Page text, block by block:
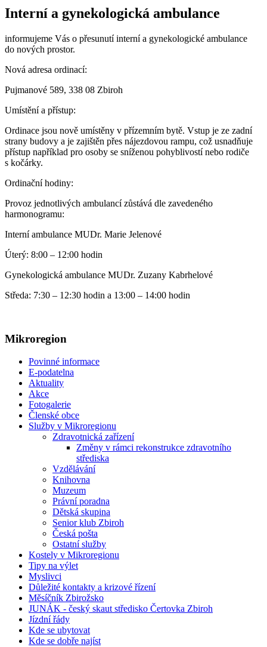
Interní a gynekologická ambulance
informujeme Vás o přesunutí interní a gynekologické ambulance
do nových prostor.
Nová adresa ordinací:
Pujmanové 589, 338 08 Zbiroh
Umístění a přístup:
Ordinace jsou nově umístěny v přízemním bytě. Vstup je ze zadní
strany budovy a je zajištěn přes nájezdovou rampu, což usnadňuje
přístup například pro osoby se sníženou pohyblivostí nebo rodiče
s kočárky.
Ordinační hodiny:
Provoz jednotlivých ambulancí zůstává dle zavedeného
harmonogramu:
Interní ambulance MUDr. Marie Jelenové
Úterý: 8:00 – 12:00 hodin
Gynekologická ambulance MUDr. Zuzany Kabrhelové
Středa: 7:30 – 12:30 hodin a 13:00 – 14:00 hodin
Mikroregion
Povinné informace
E-podatelna
Aktuality
Akce
Fotogalerie
Členské obce
Služby v Mikroregionu
Zdravotnická zařízení
Změny v rámci rekonstrukce zdravotního
střediska
Vzdělávání
Knihovna
Muzeum
Právní poradna
Dětská skupina
Senior klub Zbiroh
Česká pošta
Ostatní služby
Kostely v Mikroregionu
Tipy na výlet
Myslivci
Důležité kontakty a krizové řízení
Měsíčník Zbirožsko
JUNÁK - český skaut středisko Čertovka Zbiroh
Jízdní řády
Kde se ubytovat
Kde se dobře najíst